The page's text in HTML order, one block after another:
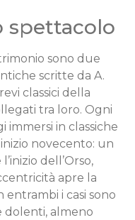
spettacolo
sono due
scritte da A.
classici della
tra loro. Ogni
immersi in classiche
novecento: un
dell’Orso,
apre la
entrambi i casi sono
dolenti, almeno